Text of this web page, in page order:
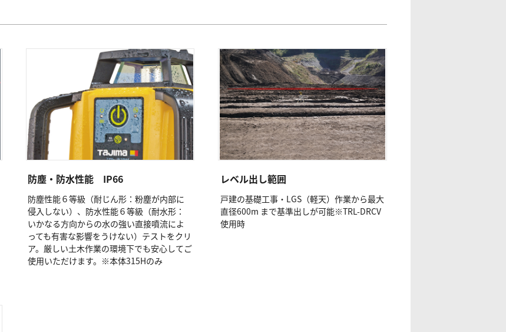
防塵・防水性能 IP66
防塵性能６等級（耐じん形：粉塵が内部に
侵入しない）、防水性能６等級（耐水形：
いかなる方向からの水の強い直接噴流によ
っても有害な影響をうけない）テストをクリ
ア。厳しい土木作業の環境下でも安心してご
使用いただけます。※本体315Hのみ
レベル出し範囲
戸建の基礎工事・LGS（軽天）作業から最大
直径600m まで基準出しが可能※TRL-DRCV
使用時